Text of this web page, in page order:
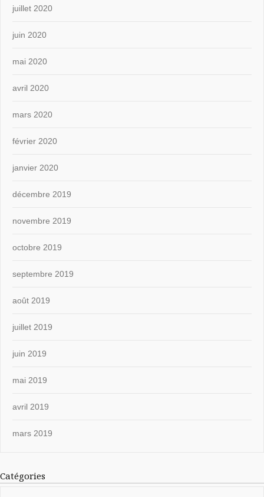
juillet 2020
juin 2020
mai 2020
avril 2020
mars 2020
février 2020
janvier 2020
décembre 2019
novembre 2019
octobre 2019
septembre 2019
août 2019
juillet 2019
juin 2019
mai 2019
avril 2019
mars 2019
Catégories